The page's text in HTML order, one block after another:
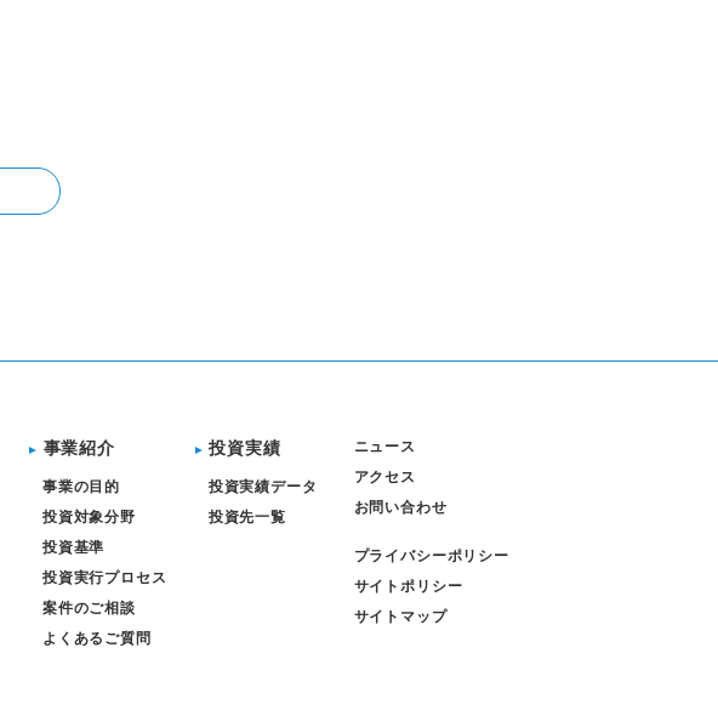
事業紹介
事業の目的
投資対象分野
投資基準
投資実行プロセス
案件のご相談
よくあるご質問
投資実績
投資実績データ
投資先一覧
ニュース
アクセス
お問い合わせ
プライバシーポリシー
サイトポリシー
サイトマップ